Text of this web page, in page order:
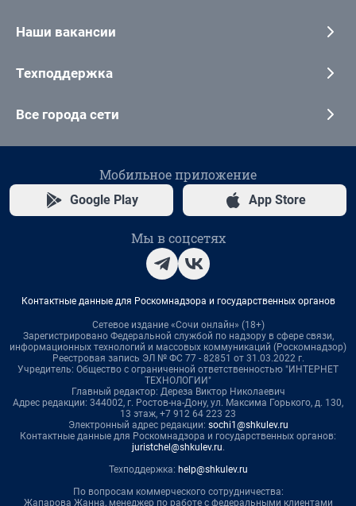
Наши вакансии
Техподдержка
Все города сети
Мобильное приложение
Google Play App Store
Мы в соцсетях
Контактные данные для Роскомнадзора и государственных органов
Сетевое издание «Сочи онлайн» (18+)
Зарегистрировано Федеральной службой по надзору в сфере связи,
информационных технологий и массовых коммуникаций (Роскомнадзор)
Реестровая запись ЭЛ № ФС 77 - 82851 от 31.03.2022 г.
Учредитель: Общество с ограниченной ответственностью "ИНТЕРНЕТ
ТЕХНОЛОГИИ"
Главный редактор: Дереза Виктор Николаевич
Адрес редакции: 344002, г. Ростов-на-Дону, ул. Максима Горького, д. 130,
13 этаж, +7 912 64 223 23
Электронный адрес редакции: sochi1@shkulev.ru
Контактные данные для Роскомнадзора и государственных органов:
juristchel@shkulev.ru.
Техподдержка: help@shkulev.ru
По вопросам коммерческого сотрудничества:
Жапарова Жанна, менеджер по работе с федеральными клиентами